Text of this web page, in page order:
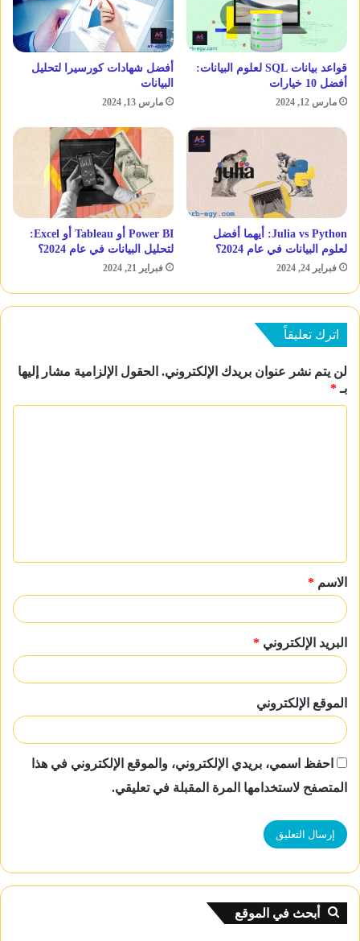
قواعد بيانات SQL لعلوم البيانات:
أفضل 10 خيارات
مارس 12, 2024
أفضل شهادات كورسيرا لتحليل
البيانات
مارس 13, 2024
Julia vs Python: أيهما أفضل
لعلوم البيانات في عام 2024؟
فبراير 24, 2024
Power BI أو Tableau أو Excel:
لتحليل البيانات في عام 2024؟
فبراير 21, 2024
اترك تعليقاً
لن يتم نشر عنوان بريدك الإلكتروني. الحقول الإلزامية مشار إليها
بـ*
ق
*الاسم *
البريد الإلكتروني *
الموقع الإلكتروني
احفظ اسمي، بريدي الإلكتروني، والموقع الإلكتروني في هذا
المتصفح لاستخدامها المرة المقبلة في تعليقي.
أبحث في الموقع